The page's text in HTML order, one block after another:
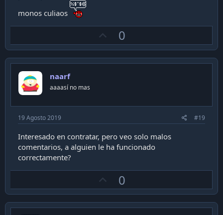
monos culiaos
p
v
0
naarf
aaaasí no mas
19 Agosto 2019 #19
Interesado en contratar, pero veo solo malos
comentarios, a alguien le ha funcionado
correctamente?
p
v
0